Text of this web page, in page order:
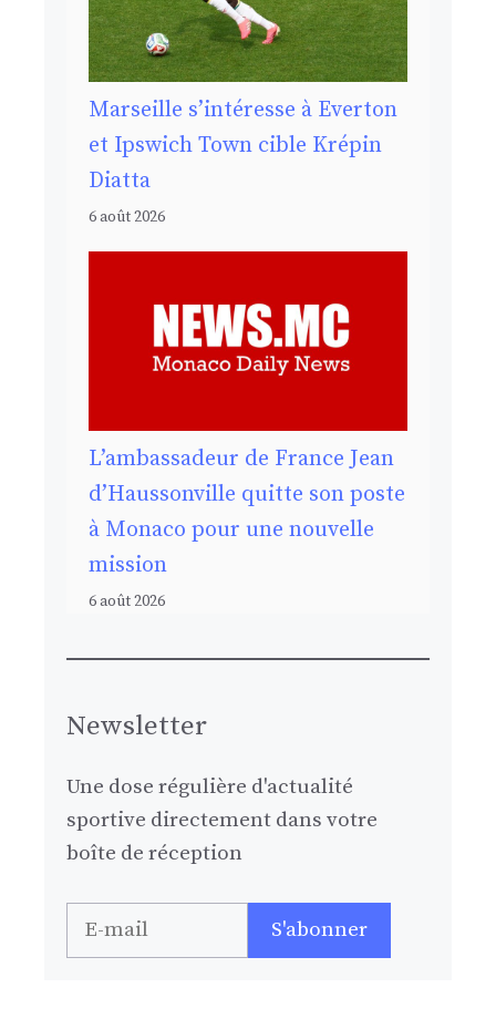
Marseille s’intéresse à Everton
et Ipswich Town cible Krépin
Diatta
6 août 2026
L’ambassadeur de France Jean
d’Haussonville quitte son poste
à Monaco pour une nouvelle
mission
6 août 2026
Newsletter
Une dose régulière d'actualité
sportive directement dans votre
boîte de réception